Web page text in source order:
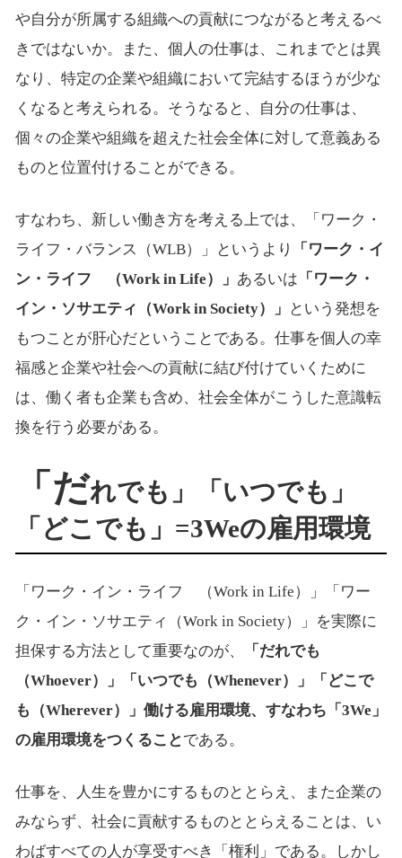
や自分が所属する組織への貢献につながると考えるべ
きではないか。また、個人の仕事は、これまでとは異
なり、特定の企業や組織において完結するほうが少な
くなると考えられる。そうなると、自分の仕事は、
個々の企業や組織を超えた社会全体に対して意義ある
ものと位置付けることができる。
すなわち、新しい働き方を考える上では、「ワーク・
ライフ・バランス（WLB）」というより
「ワーク・イ
ン・ライフ （Work in Life）」 あるいは 「ワーク・
イン・ソサエティ（Work in Society）」
という発想を
もつことが肝心だということである。仕事を個人の幸
福感と企業や社会への貢献に結び付けていくために
は、働く者も企業も含め、社会全体がこうした意識転
換を行う必要がある。
「だれでも」「いつでも」
「どこでも」=3Weの雇用環境
「ワーク・イン・ライフ （Work in Life）」「ワー
ク・イン・ソサエティ（Work in Society）」を実際に
担保する方法として重要なのが、
「だれでも
（Whoever）」「いつでも（Whenever）」「どこで
も（Wherever）」働ける雇用環境、すなわち「3We」
の雇用環境をつくること である。
仕事を、人生を豊かにするものととらえ、また企業の
みならず、社会に貢献するものととらえることは、い
わばすべての人が享受すべき「権利」である。しかし